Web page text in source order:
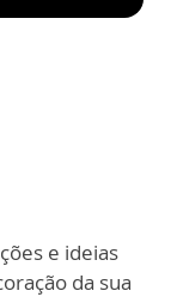
e ideias
da sua